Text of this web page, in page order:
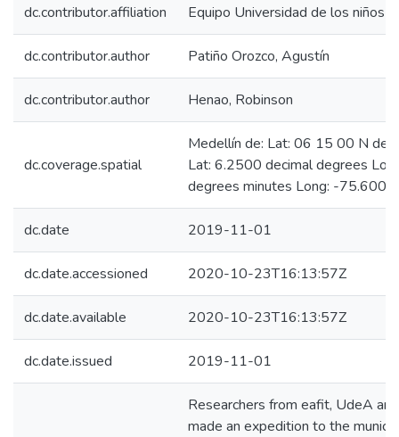
dc.contributor.affiliation Equipo Universidad de los niños
dc.contributor.author Patiño Orozco, Agustín
dc.contributor.author Henao, Robinson
dc.coverage.spatial
Medellín de: Lat: 06 15 00 N
Lat: 6.2500 decimal degrees
degrees minutes Long: -75.6000
dc.date 2019-11-01
dc.date.accessioned 2020-10-23T16:13:57Z
dc.date.available 2020-10-23T16:13:57Z
dc.date.issued 2019-11-01
Researchers from eafit, UdeA
made an expedition to the